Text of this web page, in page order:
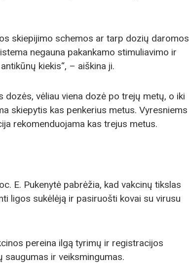
skiepijimo schemos ar tarp dozių daromos
negauna pakankamo stimuliavimo ir
kiekis“, – aiškina ji.
dozės, vėliau viena dozė po trejų metų, o iki
skiepytis kas penkerius metus. Vyresniems
rekomenduojama kas trejus metus.
E. Pukenytė pabrėžia, kad vakcinų tikslas
ligos sukėlėją ir pasiruošti kovai su virusu
pereina ilgą tyrimų ir registracijos
saugumas ir veiksmingumas.